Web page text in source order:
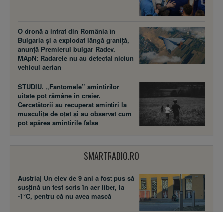
O dronă a intrat din România în
Bulgaria și a explodat lângă graniță,
anunță Premierul bulgar Radev.
MApN: Radarele nu au detectat niciun
vehicul aerian
STUDIU. „Fantomele” amintirilor
uitate pot rămâne în creier.
Cercetătorii au recuperat amintiri la
musculițe de oțet și au observat cum
pot apărea amintirile false
SMARTRADIO.RO
Austria| Un elev de 9 ani a fost pus să
susţină un test scris în aer liber, la
-1°C, pentru că nu avea mască